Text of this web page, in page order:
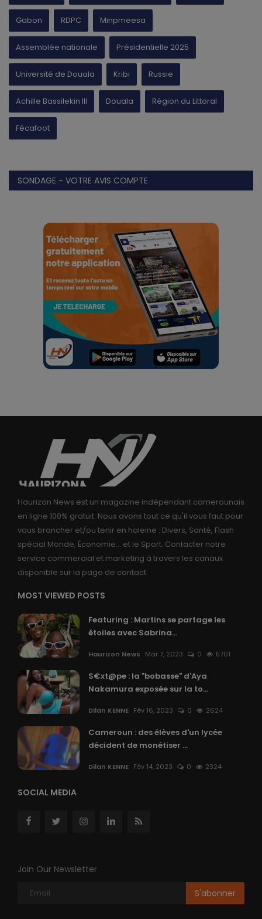
Gabon RDPC Minpmeesa
Assemblée nationale Présidentielle 2025
Université de Douala Kribi Russie
Achille Bassilekin III Douala Région du Littoral
Fécafoot
SONDAGE - VOTRE AVIS COMPTE
Haurizon News est un magazine indépendant camerounais
en ligne 100% gratuit. Nous avons tout ce qu'il vous faut pour
vous brancher et/ou tenir en haleine : Divers, Santé, Flash
spécial Monde, Économie... et le Sport. Contacter notre
service commercial et marketing à travers les canaux
disponible sur la page de contact
MOST VIEWED POSTS
Featuring : Martins se partage les
étoiles avec Sabrina...
Haurizon News Mar 7, 2023 0 5701
S€xt@pe : la "bobasse" d'Aya
Nakamura exposée sur la to...
Dilan KENNE Fév 16, 2023 0 2624
Cameroun : des élèves d'un lycée
décident de monétiser ...
Dilan KENNE Fév 14, 2023 0 2324
SOCIAL MEDIA
Join Our Newsletter
S'abonner